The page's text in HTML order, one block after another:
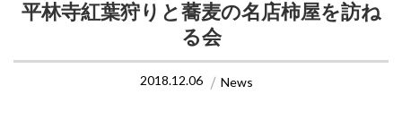
平林寺紅葉狩りと蕎麦の名店柿屋を訪ね
る会
2018.12.06 News